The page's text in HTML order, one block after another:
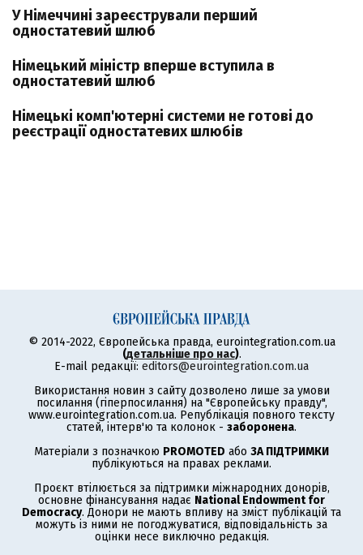
У Німеччині зареєстрували перший
одностатевий шлюб
Німецький міністр вперше вступила в
одностатевий шлюб
Німецькі комп'ютерні системи не готові до
реєстрації одностатевих шлюбів
© 2014-2022, Європейська правда, eurointegration.com.ua
(детальніше про нас).
E-mail редакції: editors@eurointegration.com.ua
Використання новин з сайту дозволено лише за умови
посилання (гіперпосилання) на "Європейську правду",
www.eurointegration.com.ua. Републікація повного тексту
статей, інтерв'ю та колонок - заборонена.
Матеріали з позначкою PROMOTED або ЗА ПІДТРИМКИ
публікуються на правах реклами.
Проєкт втілюється за підтримки міжнародних донорів,
основне фінансування надає National Endowment for
Democracy. Донори не мають впливу на зміст публікацій та
можуть із ними не погоджуватися, відповідальність за
оцінки несе виключно редакція.